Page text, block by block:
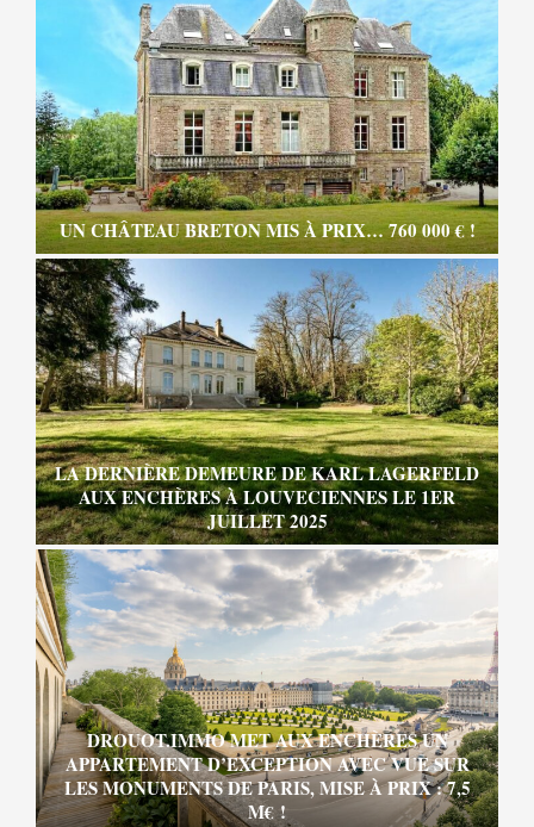
UN CHÂTEAU BRETON MIS À PRIX… 760 000 € !
LA DERNIÈRE DEMEURE DE KARL LAGERFELD
AUX ENCHÈRES À LOUVECIENNES LE 1ER
JUILLET 2025
DROUOT.IMMO MET AUX ENCHÈRES UN
APPARTEMENT D’EXCEPTION AVEC VUE SUR
LES MONUMENTS DE PARIS, MISE À PRIX : 7,5
M€ !